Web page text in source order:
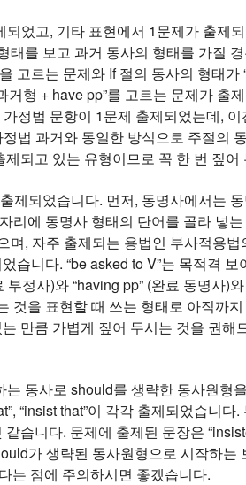
었고, 기타 표현에서 1문제가 출제
를 보고 과거 동사의 형태를 가질
고르는 문제와 If 절의 동사의 형태가
형 + have pp”를 고르는 문제가 출
정법 문항이 1문제 출제되었는데,
법 과거와 동일한 방식으로 주절의
되고 있는 유형이므로 꼭 한 번 짚
제되었습니다. 먼저, 동명사에서는
리에 동명사 형태의 단어를 골라 넣
, 자주 출제되는 용법인 부사적용
습니다. “be asked to V”는 목적격
정사)와 “having pp” (완료 동명사)
것을 표현할 때 쓰는 형태로 아직까
만큼 가볍게 짚어 두시는 것을 권해
동사로 should를 생략한 동사원형
“insist that”이 각각 출제되었습니
습니다. 문제에 출제된 문장은
가 생략된 동사원형으로 시작하는
는 점에 주의하시면 좋겠습니다.